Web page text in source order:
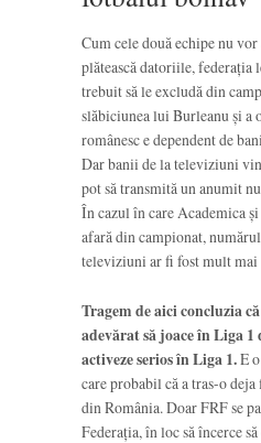
Cum cele două echipe nu vor
plătească datoriile, federația
trebuit să le excludă din
slăbiciunea lui Burleanu și
românesc e dependent de
Dar banii de la televiziuni
pot să transmită un anumit
În cazul în care Academica
afară din campionat,
televiziuni ar fi fost mult
Tragem de aici concluzia
adevărat să joace în Liga 1
activeze serios în Liga 1.E
care probabil că a tras-o
din România. Doar FRF se
Federația, în loc să încerce